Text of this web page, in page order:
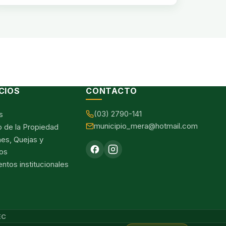
de la Propiedad
Quejas y
institucionales
CONTACTO
(03) 2790-141
municipio_mera@hotmail.com